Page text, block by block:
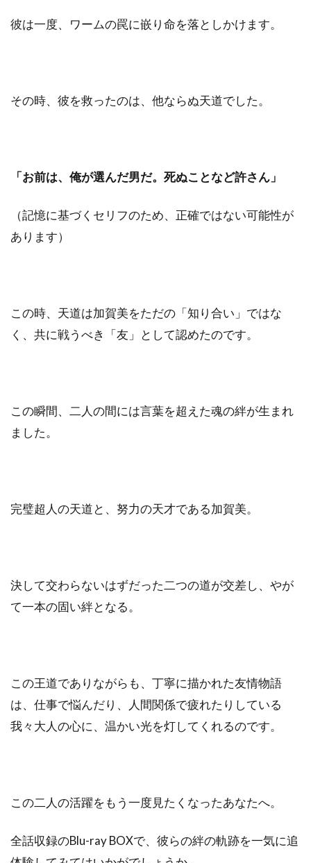
彼は一度、ワームの罠に嵌り命を落としかけます。
その時、彼を救ったのは、他ならぬ天道でした。
「お前は、俺が選んだ男だ。死ぬことなど許さん」
（記憶に基づくセリフのため、正確ではない可能性が
あります）
この時、天道は加賀美をただの「知り合い」ではな
く、共に戦うべき「友」として認めたのです。
この瞬間、二人の間には言葉を超えた魂の絆が生まれ
ました。
完璧超人の天道と、努力の天才である加賀美。
決して交わらないはずだった二つの道が交差し、やが
て一本の固い絆となる。
この王道でありながらも、丁寧に描かれた友情物語
は、仕事で悩んだり、人間関係で疲れたりしている
我々大人の心に、温かい光を灯してくれるのです。
この二人の活躍をもう一度見たくなったあなたへ。
全話収録のBlu-ray BOXで、彼らの絆の軌跡を一気に追